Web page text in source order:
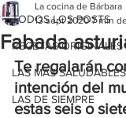
TODOS LOS POSTS
RECETAS ORIGINALES
LAS MÁS SALUDABLES
LAS DE SIEMPRE
Fabada
La cocina de Bárbara
13 sept 2020 7 min
Te regalarán
intención del
estas seis o